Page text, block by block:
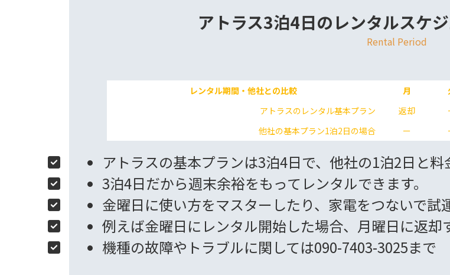
アトラス3泊4日のレンタルスケ
Rental Period
レンタル期間・他社との比較 月
アトラスのレンタル基本プラン
返却
他社の基本プラン1泊2日の場合
ー
アトラスの基本プランは3泊4日で、他社の1泊2日と料
3泊4日だから週末余裕をもってレンタルできます。
金曜日に使い方をマスターしたり、家電をつないで試
例えば金曜日にレンタル開始した場合、月曜日に返却
機種の故障やトラブルに関しては090-7403-3025まで